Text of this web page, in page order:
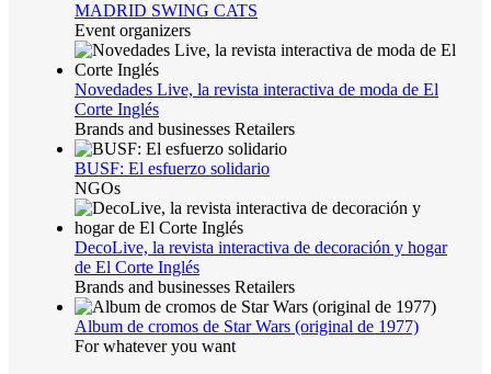
MADRID SWING CATS
Event organizers
Novedades Live, la revista interactiva de moda de El
Corte Inglés
Brands and businesses Retailers
BUSF: El esfuerzo solidario
NGOs
DecoLive, la revista interactiva de decoración y hogar
de El Corte Inglés
Brands and businesses Retailers
Album de cromos de Star Wars (original de 1977)
For whatever you want